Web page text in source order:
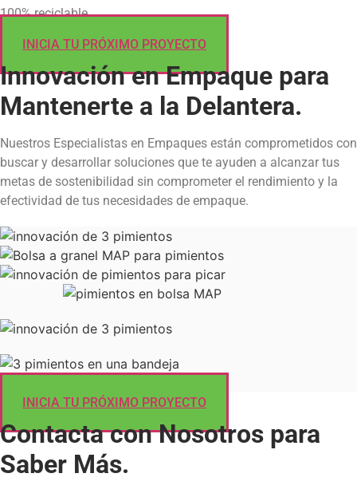
100% reciclable.
INICIA TU PRÓXIMO PROYECTO
Innovación en Empaque para
Mantenerte a la Delantera.
Nuestros Especialistas en Empaques están comprometidos con
buscar y desarrollar soluciones que te ayuden a alcanzar tus
metas de sostenibilidad sin comprometer el rendimiento y la
efectividad de tus necesidades de empaque.
INICIA TU PRÓXIMO PROYECTO
Contacta con Nosotros para
Saber Más.